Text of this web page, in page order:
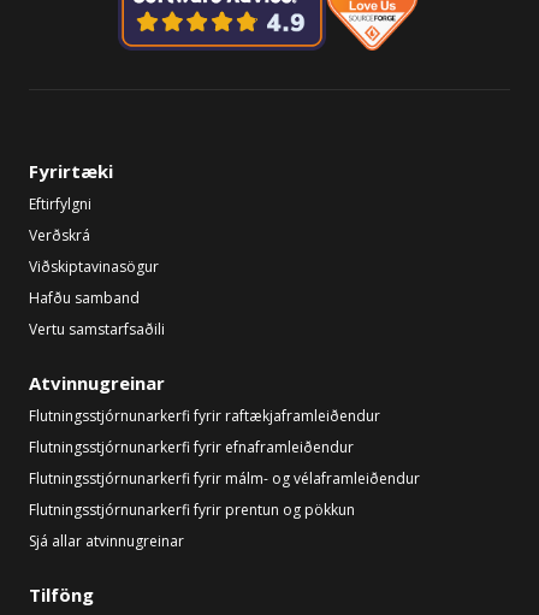
Fyrirtæki
Eftirfylgni
Verðskrá
Viðskiptavinasögur
Hafðu samband
Vertu samstarfsaðili
Atvinnugreinar
Flutningsstjórnunarkerfi fyrir raftækjaframleiðendur
Flutningsstjórnunarkerfi fyrir efnaframleiðendur
Flutningsstjórnunarkerfi fyrir málm- og vélaframleiðendur
Flutningsstjórnunarkerfi fyrir prentun og pökkun
Sjá allar atvinnugreinar
Tilföng